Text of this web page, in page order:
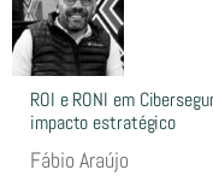
ROI e RONI em
impacto estratégico
Fábio Araújo